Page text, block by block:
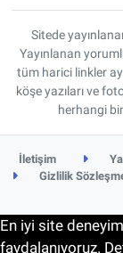
Sitede
Yayınlanan
tüm harici linkler
köşe yazıları ve
herhangi
İletişim
Gizlilik
En iyi site
faydalanıyoruz.